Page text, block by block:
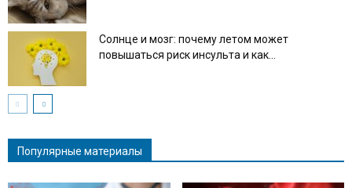
Солнце и мозг: почему летом может
повышаться риск инсульта и как...
Популярные материалы